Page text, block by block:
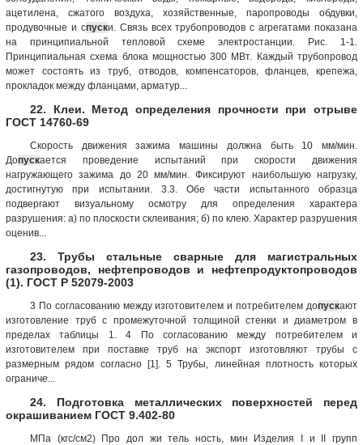
ацетилена, сжатого воздуха, хозяйственные, паропроводы обдувки,
продувочные и спуски. Связь всех трубопроводов с агрегатами показана
на принципиальной тепловой схеме электростанции. Рис. 1-1.
Принципиальная схема блока мощностью 300 МВт. Каждый трубопровод
может состоять из труб, отводов, компенсаторов, фланцев, крепежа,
прокладок между фланцами, арматур...
22. Клеи. Метод определения прочности при отрыве
ГОСТ 14760-69
Скорость движения зажима машины должна быть 10 мм/мин.
Допускается проведение испытаний при скорости движения
нагружающего зажима до 20 мм/мин. Фиксируют наибольшую нагрузку,
достигнутую при испытании. 3.3. Обе части испытанного образца
подвергают визуальному осмотру для определения характера
разрушения: а) по плоскости склеивания; б) по клею. Характер разрушения
оценив...
23. Трубы стальные сварные для магистральных
газопроводов, нефтепроводов и нефтепродуктопроводов
(1). ГОСТ Р 52079-2003
3 По согласованию между изготовителем и потребителем допускают
изготовление труб с промежуточной толщиной стенки и диаметром в
пределах таблицы 1. 4 По согласованию между потребителем и
изготовителем при поставке труб на экспорт изготовляют трубы с
размерным рядом согласно [1]. 5 Трубы, линейная плотность которых
ограниче...
24. Подготовка металлических поверхностей перед
окрашиванием ГОСТ 9.402-80
МПа (кгс/см2) Про дол жи тель ность, мин Изделия I и II групп